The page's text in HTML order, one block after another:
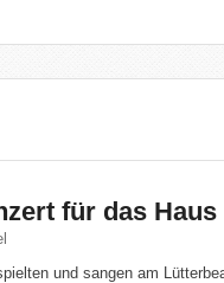
für das Haus
und sangen am